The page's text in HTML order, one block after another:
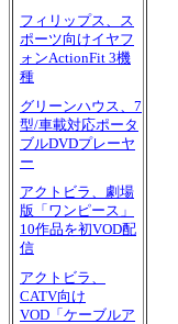
フィリップス、ス
ポーツ向けイヤフ
ォンActionFit 3機
種
グリーンハウス、7
型/車載対応ポータ
ブルDVDプレーヤ
ー
アクトビラ、劇場
版「ワンピース」
10作品を初VOD配
信
アクトビラ、
CATV向け
VOD「ケーブルア